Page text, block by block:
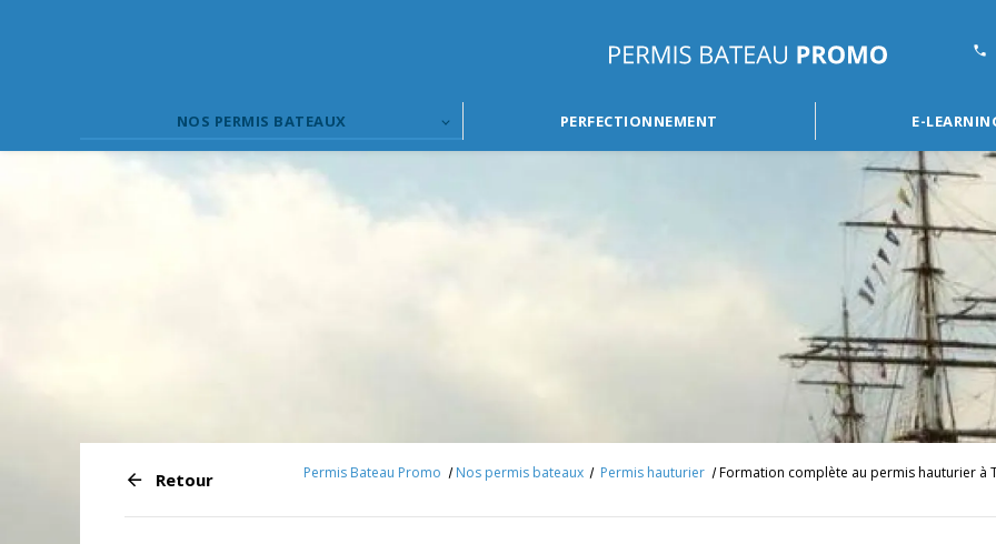
NOS PERMIS BATEAUX PERFECTIONNEMENT E-
Permis Bateau Promo Nos permis bateaux Permis hauturier Formation complète au permis hauturier à
Retour